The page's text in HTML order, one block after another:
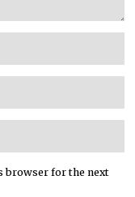
browser for the next